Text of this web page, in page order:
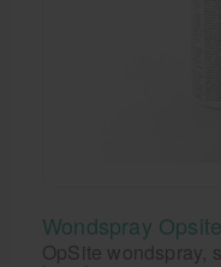
Wondspray
OpSite wondspray,